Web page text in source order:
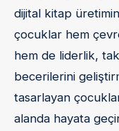
dijital kitap
çocuklar hem
hem de liderlik,
becerilerini
tasarlayan
alanda hayata